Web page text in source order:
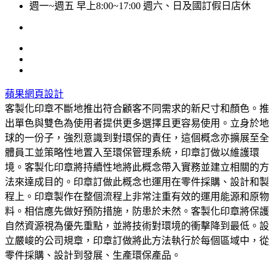
週一~週五 早上8:00~17:00 週六、日及國訂假日店休
蘋果網頁設計
客製化印章不斷地推出符合顧客不同需求的新尺寸和顏色。推
出單色與雙色為使用者提供更多選擇且更容易使用。立身於地
球的一份子，強烈意識到對環保的責任，這個概念亦擴展至全
體員工並策略性地置入至環保管理系統，印章訂做以維護環
境。客製化印章將持續性地將此概念帶入實務並建立相關的方
法來達成目的。印章訂做此概念也運用在零件採購、設計和製
程上。印章製作在整個流程上非常注重有效的運用能源和原物
料。相信應先做好預防措施，防患於未然。客製化印章將保護
自然資源視為優先重點，並將技術對環境的衝擊降到最低。設
立嚴峻的公司規章，印章訂做將此方法執行於每個區域中，從
零件採購、設計到發展、生產環保產品。